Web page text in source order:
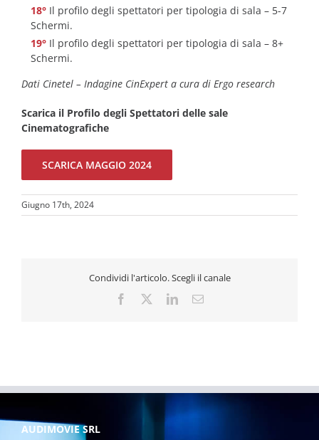
Il profilo degli spettatori per tipologia di sala – 5-7
Schermi.
Il profilo degli spettatori per tipologia di sala – 8+
Schermi.
Dati Cinetel – Indagine CinExpert a cura di Ergo research
Scarica il Profilo degli Spettatori delle sale
Cinematografiche
SCARICA MAGGIO 2024
Giugno 17th, 2024
Condividi l'articolo. Scegli il canale
Facebook LinkedInEmail
AUDIMOVIE SRL